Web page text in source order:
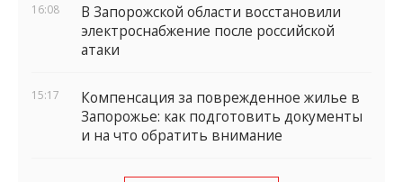
16:08
В Запорожской области восстановили
электроснабжение после российской
атаки
15:17
Компенсация за поврежденное жилье в
Запорожье: как подготовить документы
и на что обратить внимание